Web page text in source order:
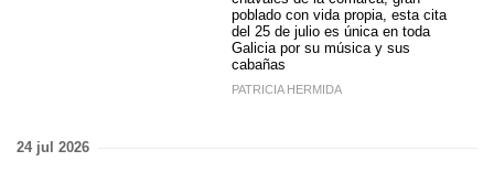
poblado con vida propia, esta cita
del 25 de julio es única en toda
Galicia por su música y sus
cabañas
PATRICIA HERMIDA
24 jul 2026